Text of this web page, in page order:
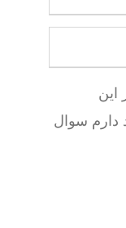
این
دارم سوال